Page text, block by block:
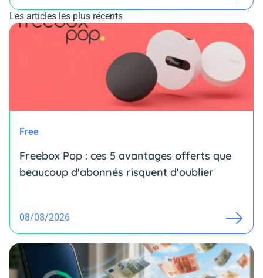
Les articles les plus récents
Free
Freebox Pop : ces 5 avantages offerts que
beaucoup d'abonnés risquent d'oublier
08/08/2026